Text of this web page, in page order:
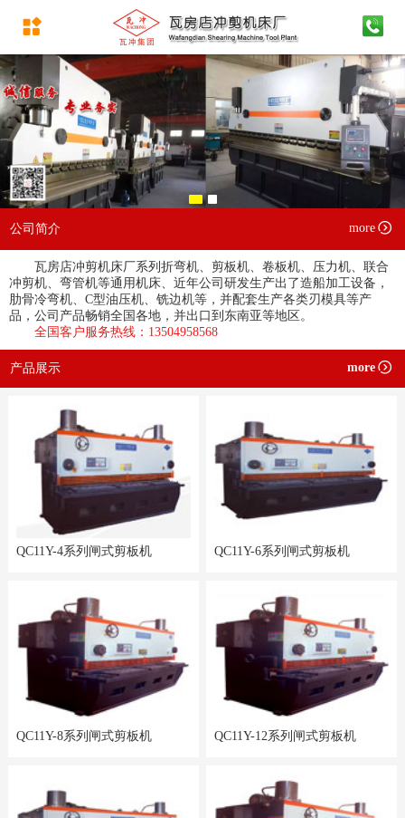
公司简介 more
瓦房店冲剪机床厂系列折弯机、剪板机、卷板机、压力机、联合
冲剪机、弯管机等通用机床、近年公司研发生产出了造船加工设备，
肋骨冷弯机、C型油压机、铣边机等，并配套生产各类刃模具等产
品，公司产品畅销全国各地，并出口到东南亚等地区。
全国客户服务热线：13504958568
产品展示 more
QC11Y-4系列闸式剪板机 QC11Y-6系列闸式剪板机
QC11Y-8系列闸式剪板机 QC11Y-12系列闸式剪板机